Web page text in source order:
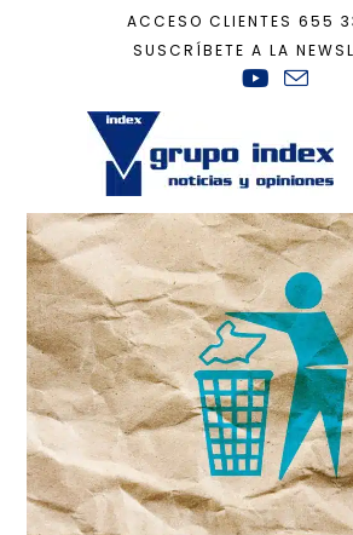
ACCESO CLIENTES 655
SUSCRÍBETE A LA
Sostenibilidad